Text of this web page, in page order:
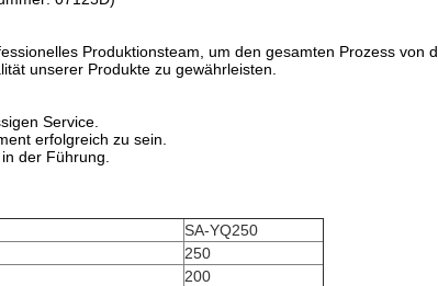
Produktionsteam, um den gesamten Prozess
unserer Produkte zu gewährleisten.
Service.
erfolgreich zu sein.
der Führung.
SA-YQ250
250
200